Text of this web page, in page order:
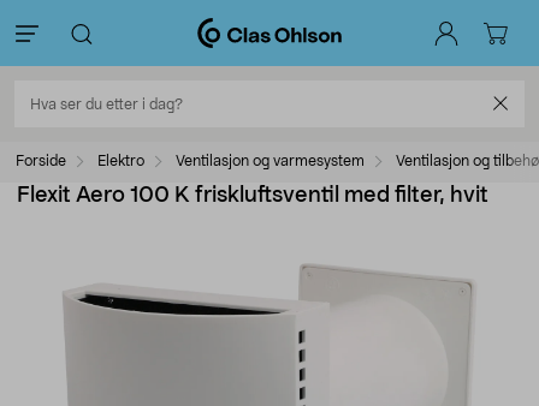
Forside Elektro Ventilasjon og varmesystem Ventilasjon og
Flexit Aero 100 K friskluftsventil med filter, hvit